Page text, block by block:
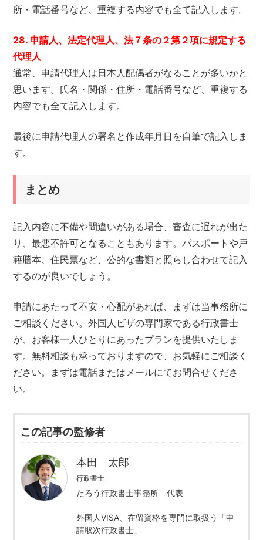
所・電話番号など、重複する内容でも全て記入します。
28. 申請人、法定代理人、法７条の２第２項に規定する
代理人
通常、申請代理人は日本人配偶者がなることが多いかと
思います。氏名・関係・住所・電話番号など、重複する
内容でも全て記入します。
最後に申請代理人の署名と作成年月日を自筆で記入しま
す。
まとめ
記入内容に不備や間違いがある場合、審査に遅れが出た
り、最悪不許可となることもあります。パスポートや戸
籍謄本、住民票など、公的な書類と照らし合わせて記入
するのが良いでしょう。
申請にあたって不安・心配があれば、まずは当事務所に
ご相談ください。外国人ビザの専門家である行政書士
が、お客様一人ひとりにあったプランを提供いたしま
す。無料相談も承っておりますので、お気軽にご相談く
ださい。まずは電話またはメールにてお問合せくださ
い。
この記事の監修者
本田 太郎
行政書士
たろう行政書士事務所 代表
外国人VISA、在留資格を専門に取扱う「申
請取次行政書士」